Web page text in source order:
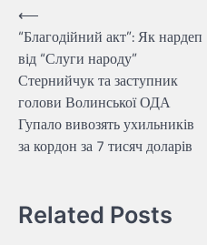
Навігація
записів
⟵
“Благодійний акт”: Як нардеп
від “Слуги народу”
Стернийчук та заступник
голови Волинської ОДА
Гупало вивозять ухильників
за кордон за 7 тисяч доларів
Related Posts